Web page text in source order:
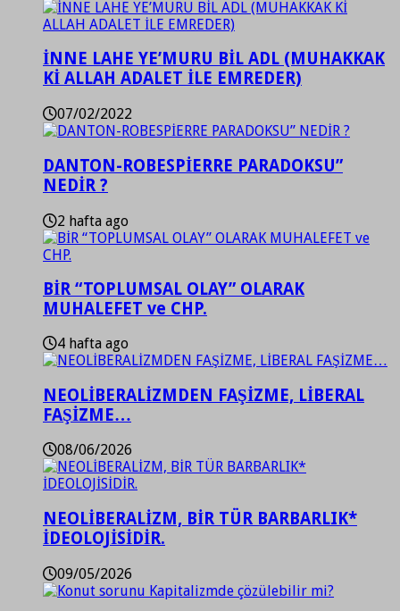
İNNE LAHE YE’MURU BİL ADL (MUHAKKAK
Kİ ALLAH ADALET İLE EMREDER)
07/02/2022
DANTON-ROBESPİERRE PARADOKSU”
NEDİR ?
2 hafta ago
BİR “TOPLUMSAL OLAY” OLARAK
MUHALEFET ve CHP.
4 hafta ago
NEOLİBERALİZMDEN FAŞİZME, LİBERAL
FAŞİZME…
08/06/2026
NEOLİBERALİZM, BİR TÜR BARBARLIK*
İDEOLOJİSİDİR.
09/05/2026